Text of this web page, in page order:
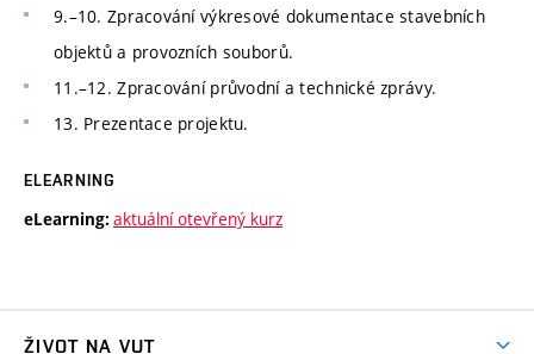
9.–10. Zpracování výkresové dokumentace stavebních
objektů a provozních souborů.
11.–12. Zpracování průvodní a technické zprávy.
13. Prezentace projektu.
ELEARNING
eLearning: aktuální otevřený kurz
ŽIVOT NA VUT